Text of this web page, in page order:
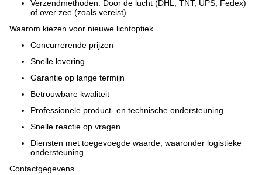
Verzendmethoden: Door de lucht (DHL, TNT, UPS, Fedex)
of over zee (zoals vereist)
Waarom kiezen voor nieuwe lichtoptiek
Concurrerende prijzen
Snelle levering
Garantie op lange termijn
Betrouwbare kwaliteit
Professionele product- en technische ondersteuning
Snelle reactie op vragen
Diensten met toegevoegde waarde, waaronder logistieke
ondersteuning
Contactgegevens